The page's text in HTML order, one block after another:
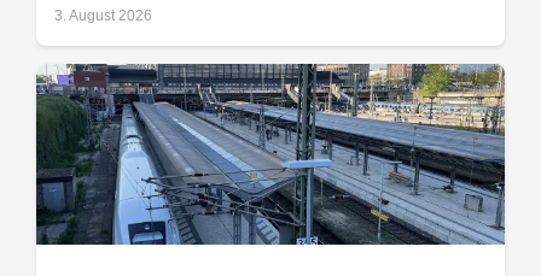
3. August 2026